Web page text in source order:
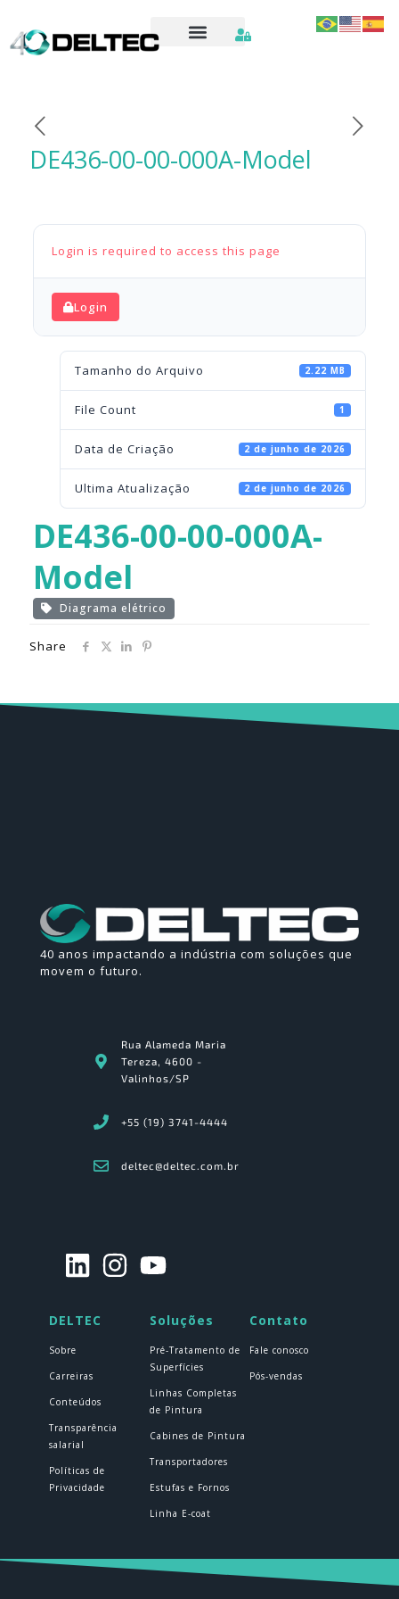
DE436-00-00-000A-Model
Login is required to access this page
Login
Tamanho do Arquivo 2.22 MB
File Count 1
Data de Criação 2 de junho de 2026
Ultima Atualização 2 de junho de 2026
DE436-00-00-000A-
Model
Diagrama elétrico
Share
40 anos impactando a indústria com soluções que
movem o futuro.
Rua Alameda Maria
Tereza, 4600 -
Valinhos/SP
+55 (19) 3741-4444
deltec@deltec.com.br
DELTEC Soluções Contato
Sobre
Carreiras
Conteúdos
Transparência
salarial
Políticas de
Privacidade
Pré-Tratamento de
Superfícies
Linhas Completas
de Pintura
Cabines de Pintura
Transportadores
Estufas e Fornos
Linha E-coat
Fale conosco
Pós-vendas